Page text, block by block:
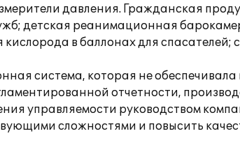
давления. Гражданская
детская реанимационная
в баллонах для
система, которая не
отчетности,
управляемости руководством
сложностями и повысить